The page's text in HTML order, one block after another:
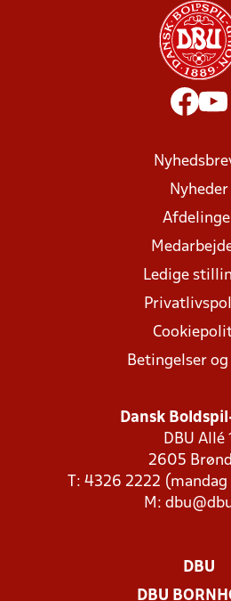
Nyheder
Ledige
Betingelser
Dansk
DBU Allé 1
2605
T: 4326 2222
M:
DBU
DBU